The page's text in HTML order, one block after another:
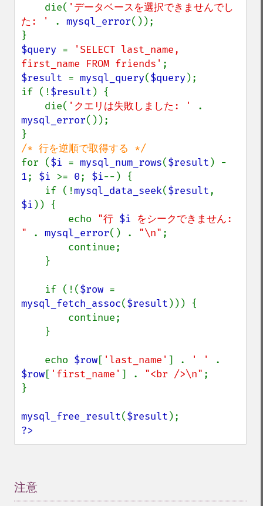
    die(
'データベースを選択できませんでし
た: '
. mysql_error());
$query =
'SELECT last_name,
first_name FROM friends'
$result = mysql_query($query);
if (!$result ) {
    die(
'クエリは失敗しました: '
mysql_error());
for ($i = mysql_num_rows($result
1; $i >= 0; $i--) {
    if (!
mysql_data_seek($result
$i )) {
        echo
"行 $i をシークできません:
"
. mysql_error() . "\n" ;
    if (!(
$row
mysql_fetch_assoc($result ))) {
    echo
$row[ 'last_name' ] . ' '
$row[ 'first_name' ] . "<br />\n" ;
}
mysql_free_result($result
?>
注意